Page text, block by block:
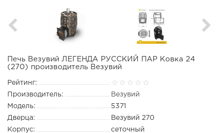
Печь Везувий ЛЕГЕНДА РУССКИЙ ПАР Ковка 24
(270) производитель Везувий
Рейтинг:
Производитель:
Везувий
Модель:
5371
Дверца:
Везувий 270
Корпус:
сеточный